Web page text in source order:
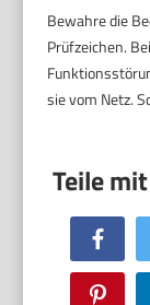
Bewahre die
Prüfzeichen.
sie vom Netz.